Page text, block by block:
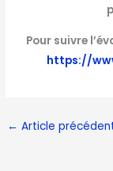
Pour suivre
https://
← Article